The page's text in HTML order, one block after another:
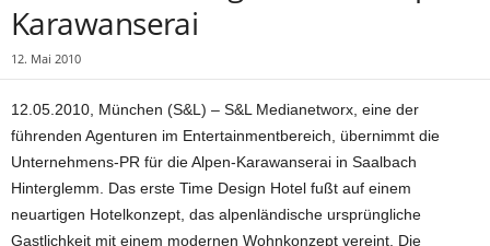
Karawanserai
12. Mai 2010
12.05.2010, München (S&L) – S&L Medianetworx, eine der
führenden Agenturen im Entertainmentbereich, übernimmt die
Unternehmens-PR für die Alpen-Karawanserai in Saalbach
Hinterglemm. Das erste Time Design Hotel fußt auf einem
neuartigen Hotelkonzept, das alpenländische ursprüngliche
Gastlichkeit mit einem modernen Wohnkonzept vereint. Die